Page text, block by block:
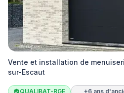
Vente et installation de
sur-Escaut
QUALIBAT-RGE +6 ans